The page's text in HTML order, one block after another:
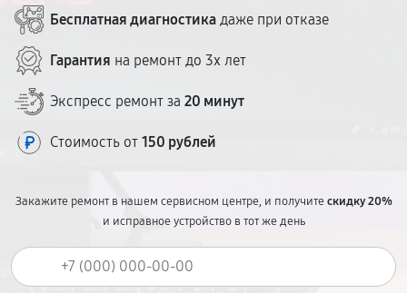
комплектующие, фиксированная стоимость, ремонт —
за 1–3 дня.
Бесплатная диагностика даже при отказе
Гарантия на ремонт до 3х лет
Экспресс ремонт за 20 минут
Стоимость от 150 рублей
Закажите ремонт в нашем сервисном центре, и получитескидку 20%
и исправное устройство в тот же день